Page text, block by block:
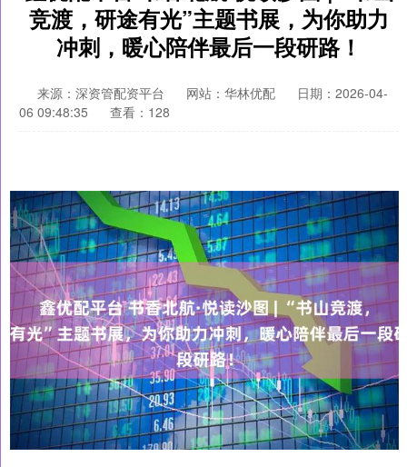
竞渡，研途有光”主题书展，为你助力
冲刺，暖心陪伴最后一段研路！
来源：深资管配资平台 网站：华林优配
日期：2026-04-
06 09:48:35
查看：128